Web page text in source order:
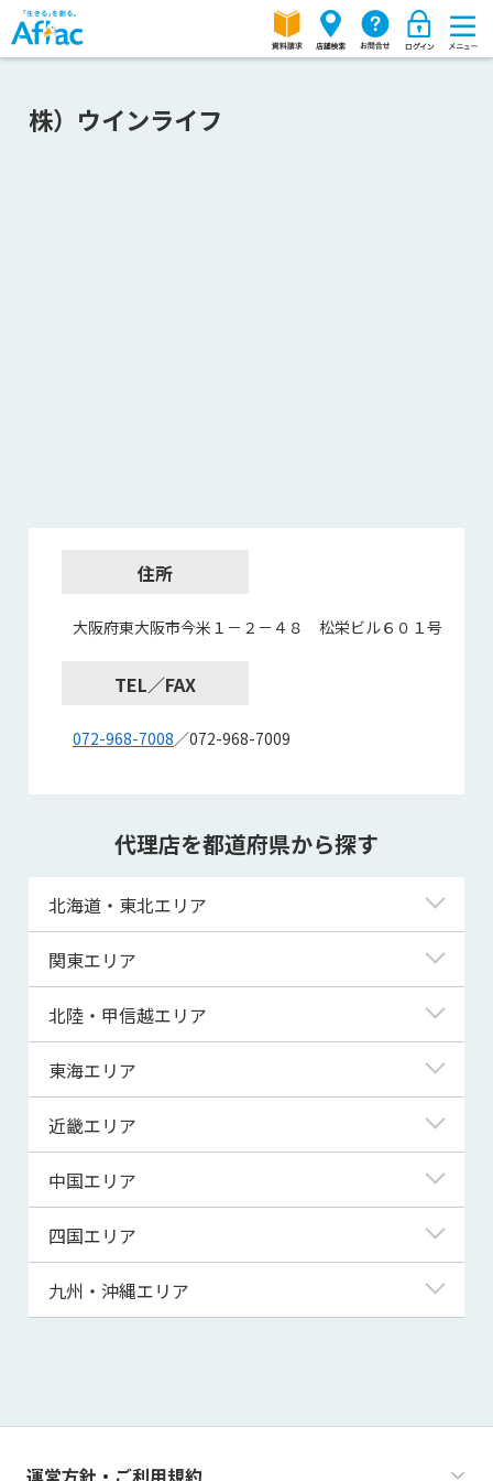
株）ウインライフ
住所
大阪府東大阪市今米１－２－４８ 松栄ビル６０１号
TEL／FAX
072-968-7008／072-968-7009
代理店を都道府県から探す
北海道・東北エリア
北海道
青森県
宮城県
秋田県
山形県
関東エリア
東京都
神奈川県
埼玉県
千葉県
茨城県
群馬県
北陸・甲信越エリア
新潟県
富山県
福井県
山梨県
長野県
東海エリア
岐阜県
静岡県
三重県
近畿エリア
滋賀県
京都府
大阪府
兵庫県
和歌山県
中国エリア
鳥取県
島根県
山口県
四国エリア
徳島県
高知県
九州・沖縄エリア
運営方針・ご利用規約